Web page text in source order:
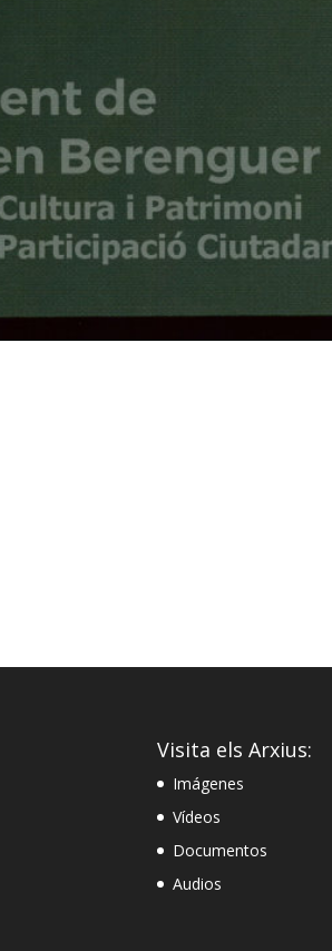
Visita els Arxius:
Imágenes
Vídeos
Documentos
Audios